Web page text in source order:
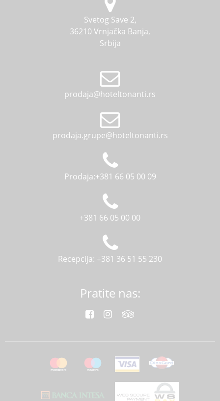
Svetog Save 2,
36210 Vrnjačka Banja,
Srbija
prodaja@hoteltonanti.rs
prodaja.grupe@hoteltonanti.rs
Prodaja:+381 66 05 00 09
+381 66 05 00 00
Recepcija: +381 36 51 55 230
Pratite nas: